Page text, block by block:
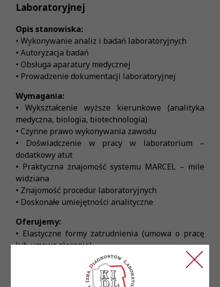
Laboratoryjnej
Opis stanowiska:
• Wykonywanie analiz i badań laboratoryjnych
• Autoryzacja badań
• Obsługa aparatury medycznej
• Prowadzenie dokumentacji laboratoryjnej
Wymagania:
• Wykształcenie wyższe kierunkowe (analityka
medyczna, biologia, biotechnologia)
• Czynne prawo wykonywania zawodu
• Doświadczenie w pracy w laboratorium –
dodatkowy atut
• Praktyczna znajomość systemu MARCEL – mile
widziana
• Znajomość procedur laboratoryjnych
• Doskonałe umiejętności analityczne
Oferujemy:
• Elastyczne formy zatrudnienia (umowa o pracę
lub umowa zlecenie)
• Ambitny i doświadczony zespół profesjonalistów
• Pracę z wykorzystaniem najnowszych technologii
oraz styczność z najciekawszymi przypadkami